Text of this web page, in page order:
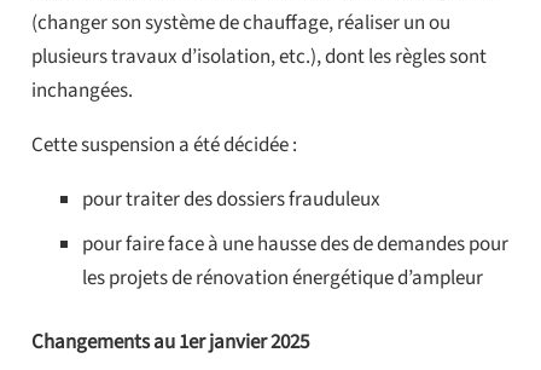
(changer son système de chauffage, réaliser un ou
plusieurs travaux d’isolation, etc.), dont les règles sont
inchangées.
Cette suspension a été décidée :
pour traiter des dossiers frauduleux
pour faire face à une hausse des de demandes pour
les projets de rénovation énergétique d’ampleur
Changements au 1er janvier 2025